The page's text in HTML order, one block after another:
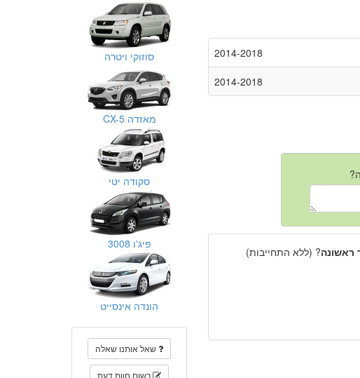
2014-2018
2014-2018
ראשונה? (ללא התחייבות)
סוזוקי ויטרה
מאזדה CX-5
סקודה יטי
פיג'ו 3008
הונדה אינסייט
שאל אותנו שאלה
רשום חוות דעת